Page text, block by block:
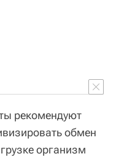
рекомендуют
обмен
организм